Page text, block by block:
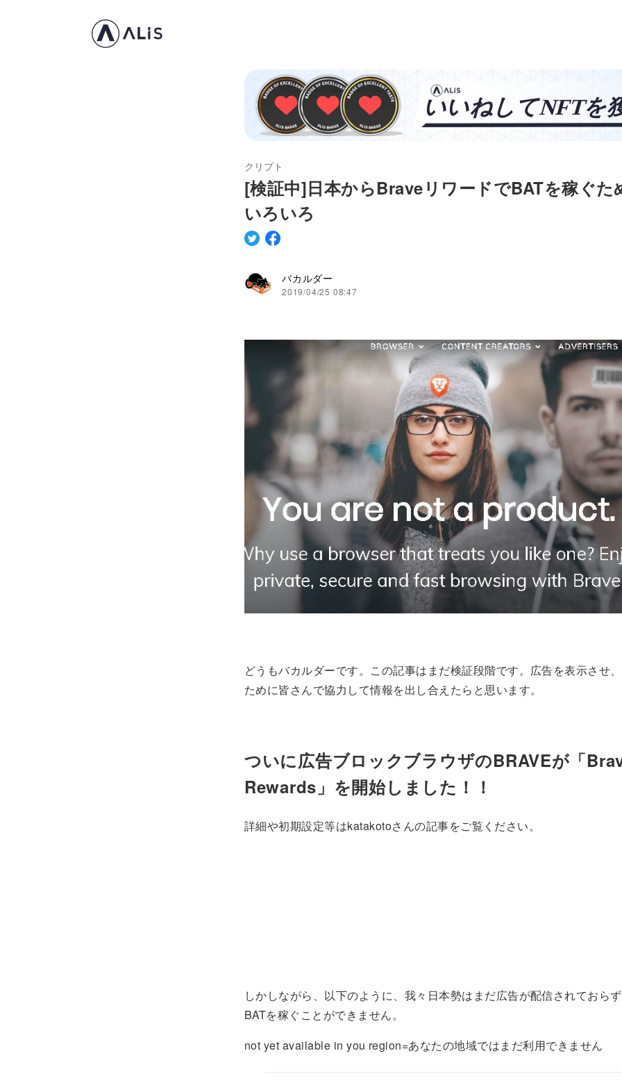
クリプト
[検証中]日本からBraveリワードでBATを稼ぐた
いろいろ
バカルダー
2019/04/25 08:47
どうもバカルダーです。この記事はまだ検証段階です。広告を表示させ
ために皆さんで協力して情報を出し合えたらと思います。
ついに広告ブロックブラウザのBRAVEが「
Rewards」を開始しました！！
詳細や初期設定等はkatakotoさんの記事をご覧ください。
しかしながら、以下のように、我々日本勢はまだ広告が配信されておら
BATを稼ぐことができません。
not yet available in you region=あなたの地域ではまだ利用できません